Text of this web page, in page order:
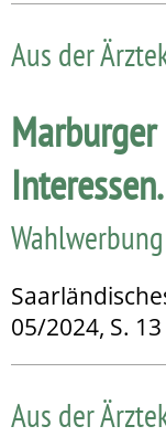
Aus der
05/2024, S. 13
Aus der